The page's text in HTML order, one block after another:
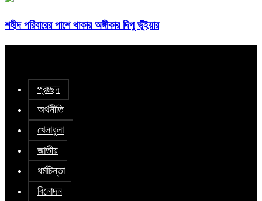
শহীদ পরিবারের পাশে থাকার অঙ্গীকার দিপু ভূঁইয়ার
প্রচ্ছদ
অর্থনীতি
খেলাধুলা
জাতীয়
ধর্মচিন্তা
বিনোদন